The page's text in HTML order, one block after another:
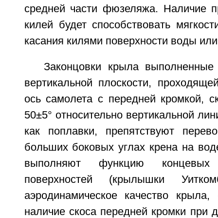
средней части фюзеляжа. Наличие
килей будет способствовать
касания килями поверхности воды
Законцовки крыла
вертикальной плоскости,
ось самолета с передней кромкой,
50±5° относительно вертикальной
как поплавки, препятствуют
больших боковых углах крена на
выполняют функцию концевых
поверхностей (крылышки
аэродинамическое качество
наличие скоса передней кромки при